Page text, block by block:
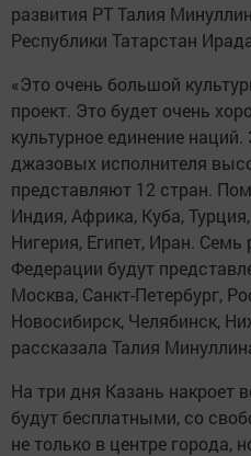
развития РТ Талия
Республики Татарстан
«Это очень большой
проект. Это будет очень
культурное единение
джазовых исполнителя
представляют 12 стран.
Индия, Африка, Куба,
Нигерия, Египет, Иран. Семь
Федерации будут
Москва, Санкт-Петербург,
Новосибирск, Челябинск,
рассказала Талия
На три дня Казань накроет
будут бесплатными, со
не только в центре города,